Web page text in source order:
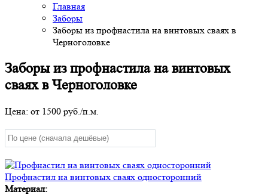
Главная
Заборы
Заборы из профнастила на винтовых сваях в
Черноголовке
Заборы из профнастила на винтовых
сваях в Черноголовке
Цена: от 1500 руб./п.м.
Профнастил на винтовых сваях односторонний
Материал: